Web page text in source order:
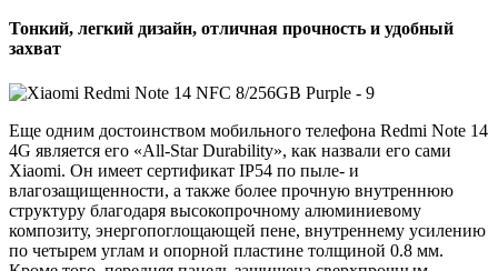
Тонкий, легкий дизайн, отличная прочность и удобный
захват
Еще одним достоинством мобильного телефона Redmi Note 14
4G является его «All-Star Durability», как назвали его сами
Xiaomi. Он имеет сертификат IP54 по пыле- и
влагозащищенности, а также более прочную внутреннюю
структуру благодаря высокопрочному алюминиевому
композиту, энергопоглощающей пене, внутреннему усилению
по четырем углам и опорной пластине толщиной 0.8 мм.